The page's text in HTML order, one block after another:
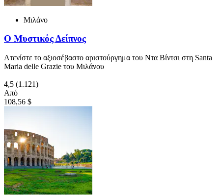
Μιλάνο
Ο Μυστικός Δείπνος
Ατενίστε το αξιοσέβαστο αριστούργημα του Ντα Βίντσι στη Santa
Maria delle Grazie του Μιλάνου
4,5 (1.121)
Από
108,56 $